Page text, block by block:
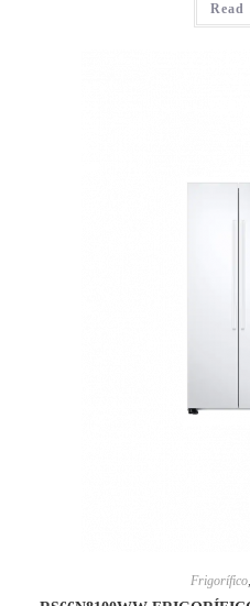
Read
Frigorífico,